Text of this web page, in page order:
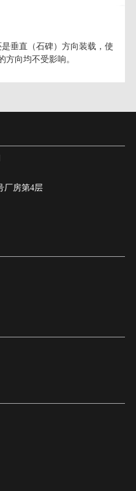
垂直（石碑）方向装载，使
方向均不受影响。
厂房第4层